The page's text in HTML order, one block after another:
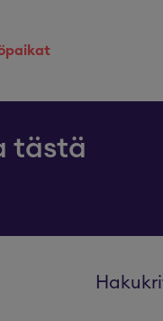
tästä